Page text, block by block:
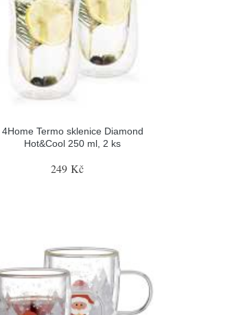
4Home Termo sklenice Diamond
Hot&Cool 250 ml, 2 ks
249 Kč